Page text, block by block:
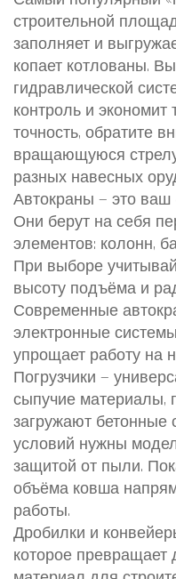
строительной
заполняет и
копает котлованы.
гидравлической
контроль и
точность, обратите
вращающуюся
разных навесных
Автокраны — это ваш
Они берут на себя
элементов: колонн,
При выборе
высоту подъёма и
Современные
электронные
упрощает работу на
Погрузчики —
сыпучие материалы,
загружают бетонные
условий нужны
защитой от пыли.
объёма ковша
работы.
Дробилки и
которое